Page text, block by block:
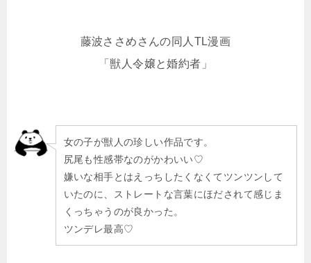
藤波ささめさんの同人TL漫画
「獣人令嬢と婚約者」
女の子が獣人の珍しい作品です。
尻尾も性感帯なのがかわいい♡
嫌いな相手とはえっちしたくなくてツンツンして
いたのに、ストレートな言葉にほだされて感じま
くっちゃうのが良かった。
ツンデレ最高♡